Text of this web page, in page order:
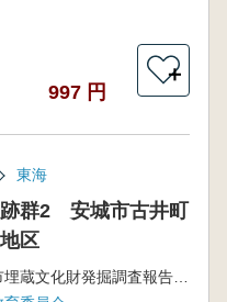
997 円
＋
東海
群2 安城市古井町
区
安城市埋蔵文化財発掘調査報告書第13集